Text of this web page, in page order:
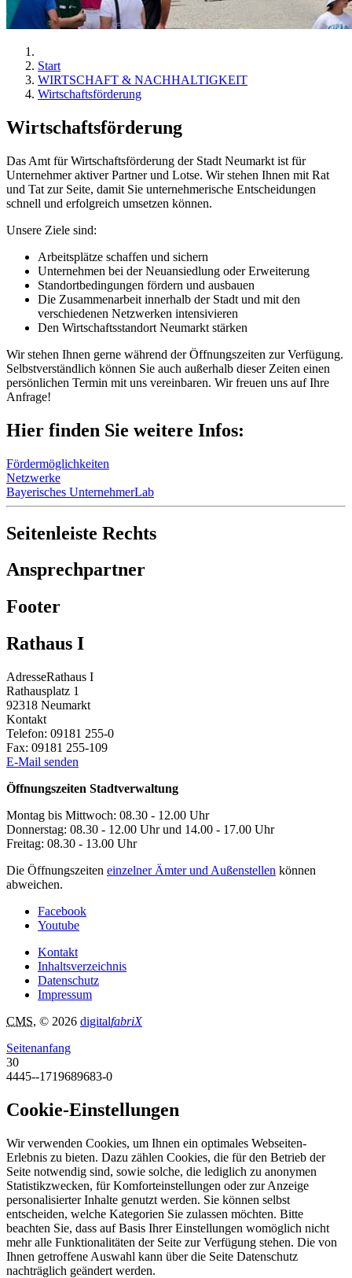
Start
WIRTSCHAFT & NACHHALTIGKEIT
Wirtschaftsförderung
Wirtschaftsförderung
Das Amt für Wirtschaftsförderung der Stadt Neumarkt ist für
Unternehmer aktiver Partner und Lotse. Wir stehen Ihnen mit Rat
und Tat zur Seite, damit Sie unternehmerische Entscheidungen
schnell und erfolgreich umsetzen können.
Unsere Ziele sind:
Arbeitsplätze schaffen und sichern
Unternehmen bei der Neuansiedlung oder Erweiterung
Standortbedingungen fördern und ausbauen
Die Zusammenarbeit innerhalb der Stadt und mit den
verschiedenen Netzwerken intensivieren
Den Wirtschaftsstandort Neumarkt stärken
Wir stehen Ihnen gerne während der Öffnungszeiten zur Verfügung.
Selbstverständlich können Sie auch außerhalb dieser Zeiten einen
persönlichen Termin mit uns vereinbaren. Wir freuen uns auf Ihre
Anfrage!
Hier finden Sie weitere Infos:
Fördermöglichkeiten
Netzwerke
Bayerisches UnternehmerLab
Seitenleiste Rechts
Ansprechpartner
Footer
Rathaus I
AdresseRathaus I
Rathausplatz 1
92318 Neumarkt
Kontakt
Telefon: 09181 255-0
Fax: 09181 255-109
E-Mail senden
Öffnungszeiten Stadtverwaltung
Montag bis Mittwoch: 08.30 - 12.00 Uhr
Donnerstag: 08.30 - 12.00 Uhr und 14.00 - 17.00 Uhr
Freitag: 08.30 - 13.00 Uhr
Die Öffnungszeiten einzelner Ämter und Außenstellen können
abweichen.
Facebook
Youtube
Kontakt
Inhaltsverzeichnis
Datenschutz
Impressum
CMS, © 2026 digitalfabriX
Seitenanfang
30
4445--1719689683-0
Cookie-Einstellungen
Wir verwenden Cookies, um Ihnen ein optimales Webseiten-
Erlebnis zu bieten. Dazu zählen Cookies, die für den Betrieb der
Seite notwendig sind, sowie solche, die lediglich zu anonymen
Statistikzwecken, für Komforteinstellungen oder zur Anzeige
personalisierter Inhalte genutzt werden. Sie können selbst
entscheiden, welche Kategorien Sie zulassen möchten. Bitte
beachten Sie, dass auf Basis Ihrer Einstellungen womöglich nicht
mehr alle Funktionalitäten der Seite zur Verfügung stehen. Die von
Ihnen getroffene Auswahl kann über die Seite Datenschutz
nachträglich geändert werden.